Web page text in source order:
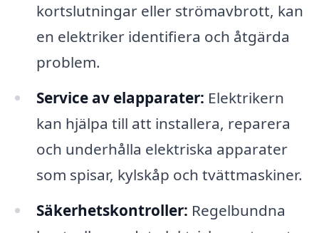
kortslutningar eller strömavbrott, kan
en elektriker identifiera och åtgärda
problem.
Service av elapparater: Elektrikern
kan hjälpa till att installera, reparera
och underhålla elektriska apparater
som spisar, kylskåp och tvättmaskiner.
Säkerhetskontroller: Regelbundna